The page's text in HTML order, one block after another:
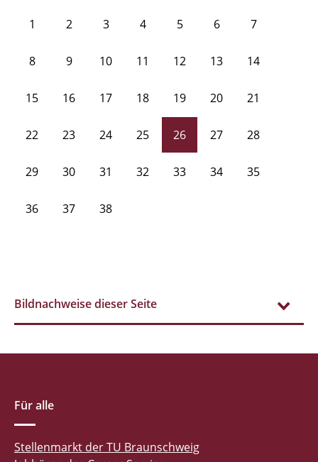
1 2 3 4 5 6 7
8 9 10 11 12 13 14
15 16 17 18 19 20 21
22 23 24 25 26 27 28
29 30 31 32 33 34 35
36 37 38
Bildnachweise dieser Seite
Für alle
Stellenmarkt der TU Braunschweig